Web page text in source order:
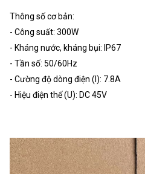
Thông số cơ bản:
- Công suất: 300W
- Kháng nước, kháng bụi: IP67
- Tần số: 50/60Hz
- Cường độ dòng điện (I): 7.8A
- Hiệu điện thế (U): DC 45V